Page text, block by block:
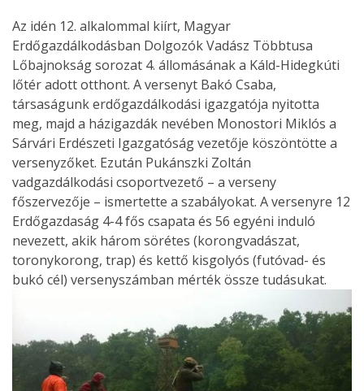
Az idén 12. alkalommal kiírt, Magyar
Erdőgazdálkodásban Dolgozók Vadász Többtusa
Lőbajnokság sorozat 4. állomásának a Káld-Hidegkúti
lőtér adott otthont. A versenyt Bakó Csaba,
társaságunk erdőgazdálkodási igazgatója nyitotta
meg, majd a házigazdák nevében Monostori Miklós a
Sárvári Erdészeti Igazgatóság vezetője köszöntötte a
versenyzőket. Ezután Pukánszki Zoltán
vadgazdálkodási csoportvezető – a verseny
főszervezője – ismertette a szabályokat. A versenyre 12
Erdőgazdaság 4-4 fős csapata és 56 egyéni induló
nevezett, akik három sörétes (korongvadászat,
toronykorong, trap) és kettő kisgolyós (futóvad- és
bukó cél) versenyszámban mérték össze tudásukat.